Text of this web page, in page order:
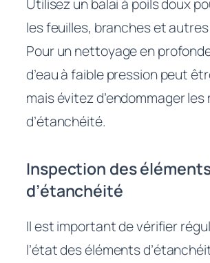
Utilisez un balai à poils doux
les feuilles, branches et
Pour un nettoyage en
d’eau à faible pression peut
mais évitez d’endommager
d’étanchéité.
Inspection des
d’étanchéité
Il est important de vérifier
l’état des éléments